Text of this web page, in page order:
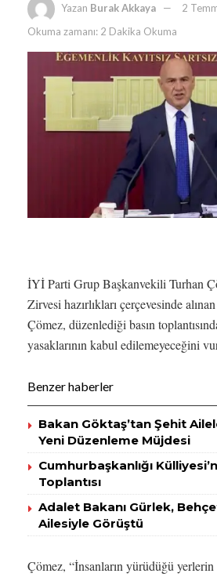
Yazan Burak Akkaya
2
Okuma zamanı: 2 Dakika Okuma
İYİ Parti Grup Başkanvekili Turhan
Zirvesi hazırlıkları çerçevesinde
Çömez, düzenlediği basın
yasaklarının kabul edilemeyeceğini
Benzer haberler
Bakan Göktaş’tan Şehit
Yeni Düzenleme Müjdesi
Cumhurbaşkanlığı
Toplantısı
Adalet Bakanı Gürlek,
Ailesiyle Görüştü
Çömez, “İnsanların yürüdüğü yerlerin